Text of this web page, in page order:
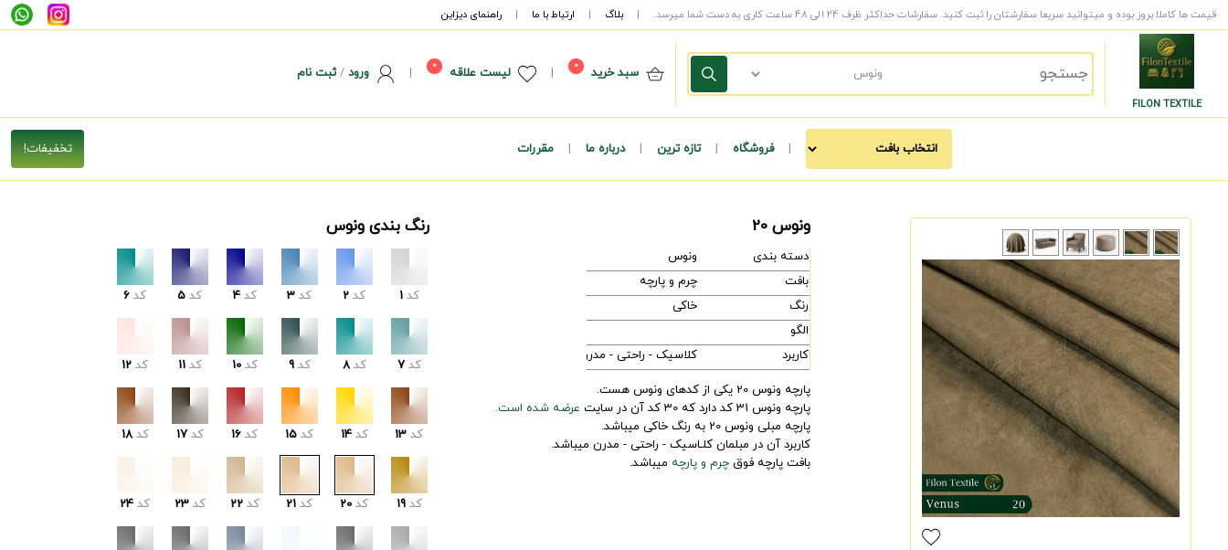
قیمت ها کاملا بروز بوده و میتوانید سریعا سفارشتان را ثبت کنید. سفارشات حداکثر ظرف 24 الی 48 ساعت کاری به دست شما میرسد. | بلاگ | ارتباط با ما | راهنمای دیزاین
FILON TEXTILE
سبد خرید 0
| لیست علاقه 0
| ورود/ثبت نام
| فروشگاه | تازه ترین | درباره ما | مقررات
ونوس 20
دسته بندی
ونوس
بافت
چرم و پارچه
رنگ
خاکی
الگو
کاربرد
کلاسیک - راحتی - مدرن
پارچه ونوس 20 یکی از کدهای ونوس هست.
پارچه ونوس 31 کد دارد که 30 کد آن در سایت
عرضه شده است.
پارچه مبلی ونوس 20 به رنگ خاکی میباشد.
کاربرد آن در مبلمان کلـاسیک - راحتی - مدرن میباشد.
بافت پارچه فوقچرم و پارچه میباشد.
رنگ بندی ونوس
کد 1 کد 2 کد 3 کد 4 کد 5 کد 6
کد 7 کد 8 کد 9 کد 10 کد 11 کد 12
کد 13 کد 14 کد 15 کد 16 کد 17 کد 18
کد 19 کد 20 کد 21 کد 22 کد 23 کد 24